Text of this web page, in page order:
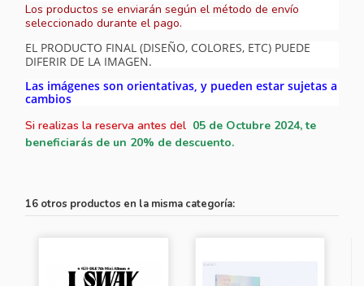
Los productos se enviarán según el método de envío
seleccionado durante el pago.
EL PRODUCTO FINAL (DISEÑO, COLORES, ETC) PUEDE
DIFERIR DE LA IMAGEN.
Las imágenes son orientativas, y pueden estar sujetas a
cambios
Si realizas la reserva antes del 05 de Octubre 2024, te
beneficiarás de un 20% de descuento.
16 otros productos en la misma categoría: